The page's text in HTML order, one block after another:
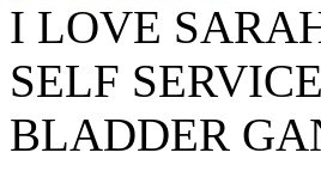
I LOVE
SELF
BLADDER